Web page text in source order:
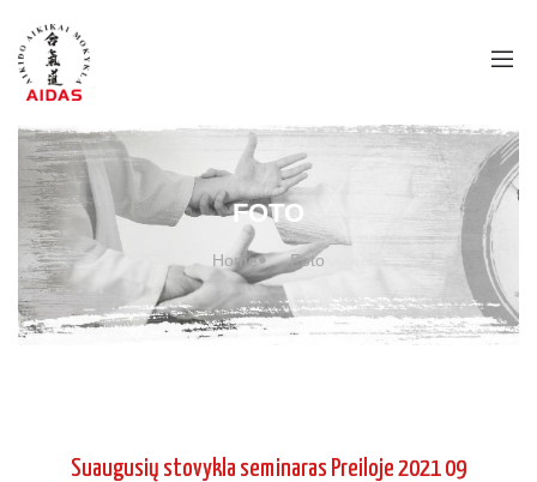
FOTO
Home Foto
Suaugusių stovykla seminaras Preiloje 2021 09